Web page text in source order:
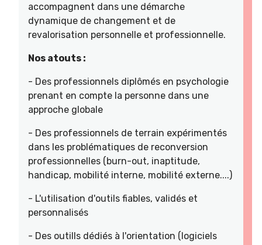
accompagnent dans une démarche
dynamique de changement et de
revalorisation personnelle et professionnelle.
Nos atouts :
- Des professionnels diplômés en psychologie
prenant en compte la personne dans une
approche globale
- Des professionnels de terrain expérimentés
dans les problématiques de reconversion
professionnelles (burn-out, inaptitude,
handicap, mobilité interne, mobilité externe....)
- L'utilisation d'outils fiables, validés et
personnalisés
- Des outills dédiés à l'orientation (logiciels